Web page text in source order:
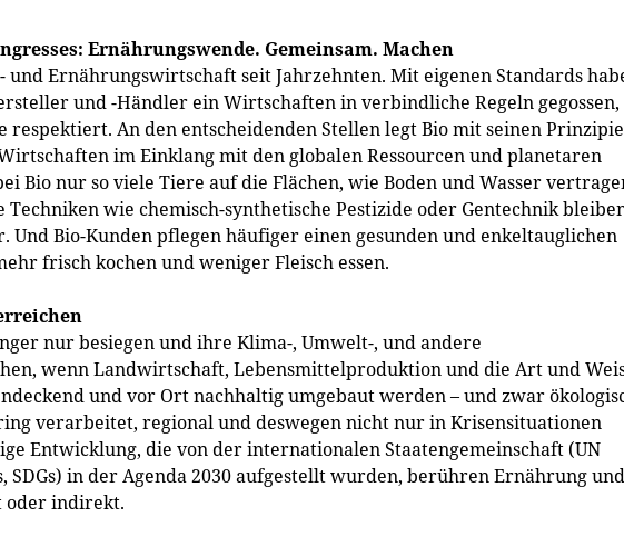
Ernährungswende. Gemeinsam. Machen
und Ernährungswirtschaft seit Jahrzehnten. Mit eigenen Standards
und -Händler ein Wirtschaften in verbindliche Regeln gegossen,
respektiert. An den entscheidenden Stellen legt Bio mit seinen
im Einklang mit den globalen Ressourcen und planetaren
Bio nur so viele Tiere auf die Flächen, wie Boden und Wasser
wie chemisch-synthetische Pestizide oder Gentechnik
Und Bio-Kunden pflegen häufiger einen gesunden und enkeltauglichen
frisch kochen und weniger Fleisch essen.
nur besiegen und ihre Klima-, Umwelt-, und andere
wenn Landwirtschaft, Lebensmittelproduktion und die Art und
und vor Ort nachhaltig umgebaut werden – und zwar
verarbeitet, regional und deswegen nicht nur in Krisensituationen
Entwicklung, die von der internationalen Staatengemeinschaft (UN
SDGs) in der Agenda 2030 aufgestellt wurden, berühren Ernährung und
oder indirekt.